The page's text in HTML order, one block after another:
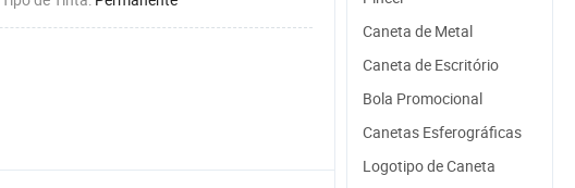
Caneta de Metal
Caneta de Escritório
Bola Promocional
Canetas Esferográficas
Logotipo de Caneta